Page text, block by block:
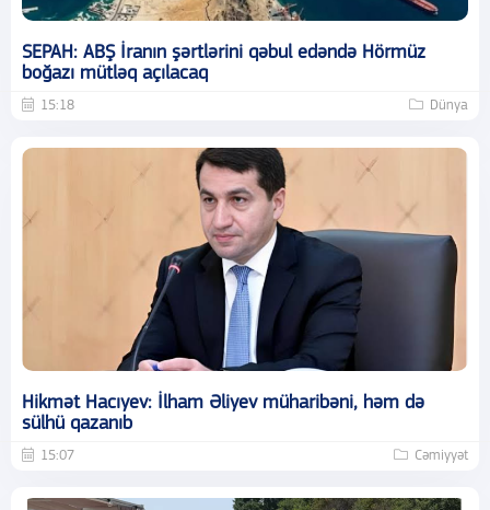
SEPAH: ABŞ İranın şərtlərini qəbul edəndə Hörmüz
boğazı mütləq açılacaq
15:18 Dünya
Hikmət Hacıyev: İlham Əliyev müharibəni, həm də
sülhü qazanıb
15:07 Cəmiyyət